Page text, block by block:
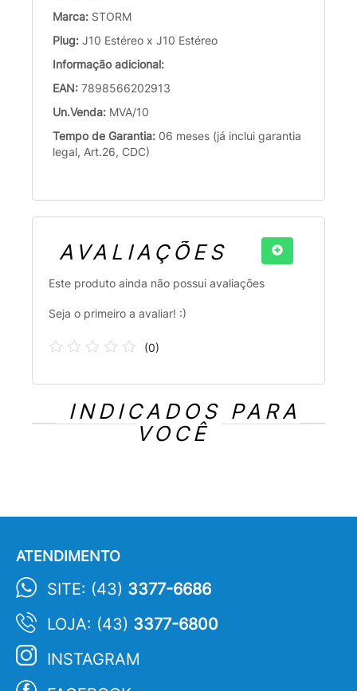
Marca: STORM
Plug: J10 Estéreo x J10 Estéreo
Informação adicional:
EAN: 7898566202913
Un.Venda: MVA/10
Tempo de Garantia: 06 meses (já inclui garantia
legal, Art.26, CDC)
AVALIAÇÕES
Este produto ainda não possui avaliações
Seja o primeiro a avaliar! :)
(0)
INDICADOS PARA
VOCÊ
ATENDIMENTO
SITE: (43) 3377-6686
LOJA: (43) 3377-6800
INSTAGRAM